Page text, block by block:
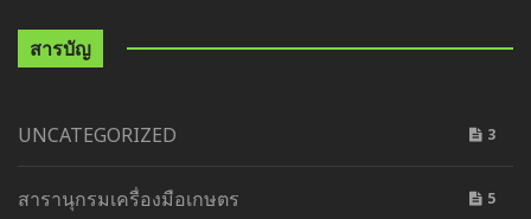
สารบัญ
UNCATEGORIZED 3
สารานุกรมเครื่องมือเกษตร 5